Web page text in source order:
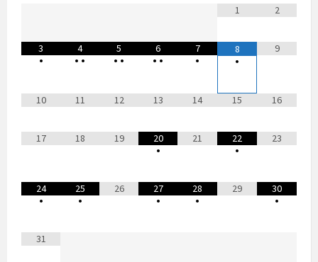
1
2
3
•
4
• •
5
• •
6
• •
7
•
8
•
9
10 11 12 13 14 15 16
17 18 19
20
•
21
22
•
23
24
•
25
•
26
27
•
28
•
29
30
•
31